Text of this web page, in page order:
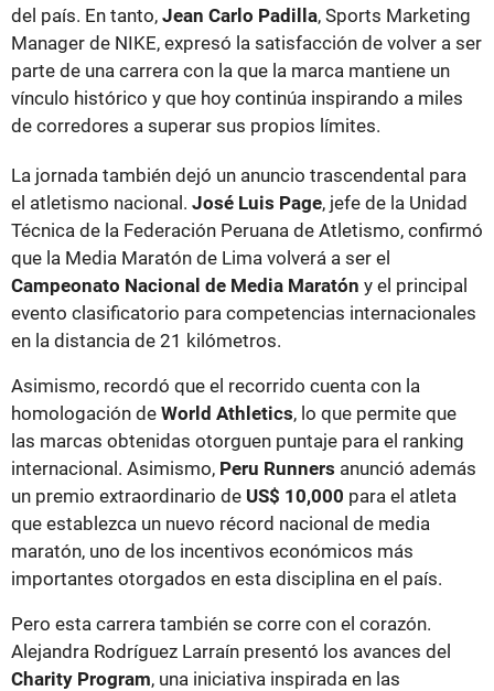
del país. En tanto, Jean Carlo Padilla, Sports Marketing
Manager de NIKE, expresó la satisfacción de volver a ser
parte de una carrera con la que la marca mantiene un
vínculo histórico y que hoy continúa inspirando a miles
de corredores a superar sus propios límites.
La jornada también dejó un anuncio trascendental para
el atletismo nacional. José Luis Page, jefe de la Unidad
Técnica de la Federación Peruana de Atletismo, confirmó
que la Media Maratón de Lima volverá a ser el
Campeonato Nacional de Media Maratón y el principal
evento clasificatorio para competencias internacionales
en la distancia de 21 kilómetros.
Asimismo, recordó que el recorrido cuenta con la
homologación de World Athletics, lo que permite que
las marcas obtenidas otorguen puntaje para el ranking
internacional. Asimismo, Peru Runners anunció además
un premio extraordinario de US$ 10,000 para el atleta
que establezca un nuevo récord nacional de media
maratón, uno de los incentivos económicos más
importantes otorgados en esta disciplina en el país.
Pero esta carrera también se corre con el corazón.
Alejandra Rodríguez Larraín presentó los avances del
Charity Program, una iniciativa inspirada en las